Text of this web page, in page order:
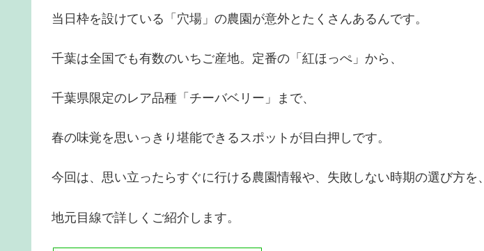
当日枠を設けている「穴場」の農園が意外とたくさんあるんです。
千葉は全国でも有数のいちご産地。定番の「紅ほっぺ」から、
千葉県限定のレア品種「チーバベリー」まで、
春の味覚を思いっきり堪能できるスポットが目白押しです。
今回は、思い立ったらすぐに行ける農園情報や、失敗しない時期の選び方を、
地元目線で詳しくご紹介します。